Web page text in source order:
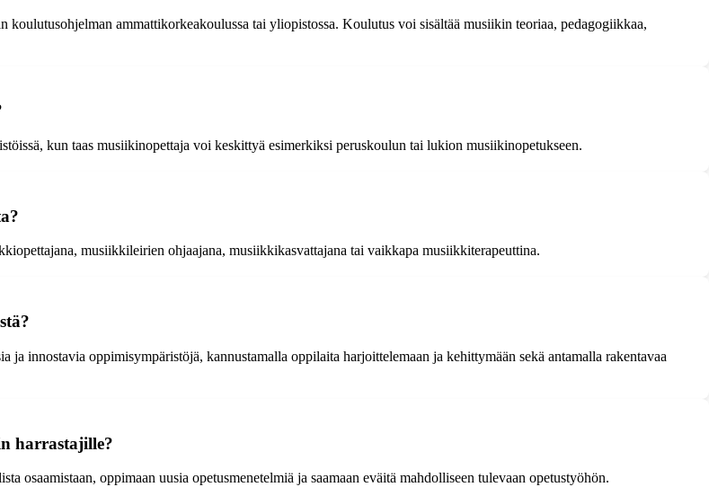
ammattikorkeakoulussa tai yliopistossa. Koulutus voi sisältää musiikin teoriaa, pedagogiikkaa,
kun taas musiikinopettaja voi keskittyä esimerkiksi peruskoulun tai lukion musiikinopetukseen.
musiikkileirien ohjaajana, musiikkikasvattajana tai vaikkapa musiikkiterapeuttina.
innostavia oppimisympäristöjä, kannustamalla oppilaita harjoittelemaan ja kehittymään sekä antamalla rakentavaa
harrastajille?
oppimaan uusia opetusmenetelmiä ja saamaan eväitä mahdolliseen tulevaan opetustyöhön.